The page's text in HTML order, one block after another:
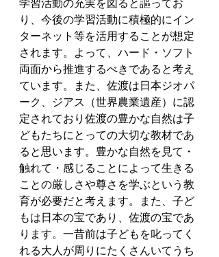
り、今後の学習活動に積極的にイン
ターネット等を活用することが想定
されます。よって、ハード・ソフト
両面から推進するべきであると考え
ています。また、佐渡は日本ジオパ
ーク、ジアス（世界農業遺産）に認
定されており佐渡の豊かな自然は子
どもたちにとっての大切な教材であ
ると思います。豊かな自然を見て・
触れて・感じることによって生きる
ことの厳しさや尊さを学ぶという教
育が必要だと考えます。また、子ど
もは日本の宝であり、佐渡の宝であ
ります。一昔前は子どもを叱ってく
れる大人が周りにたくさんいてうち